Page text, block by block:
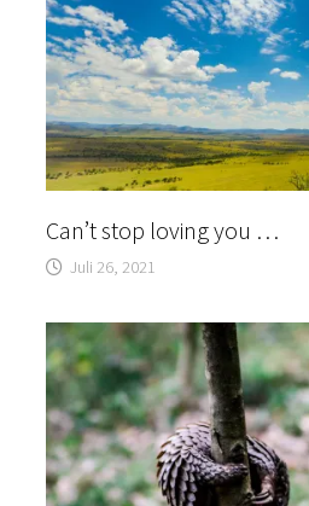
Can’t stop loving you …
Juli 26, 2021